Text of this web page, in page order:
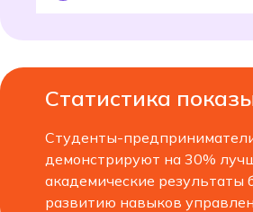
Статистика
Студенты-
демонстрируют на 30%
академические результаты
развитию навыков